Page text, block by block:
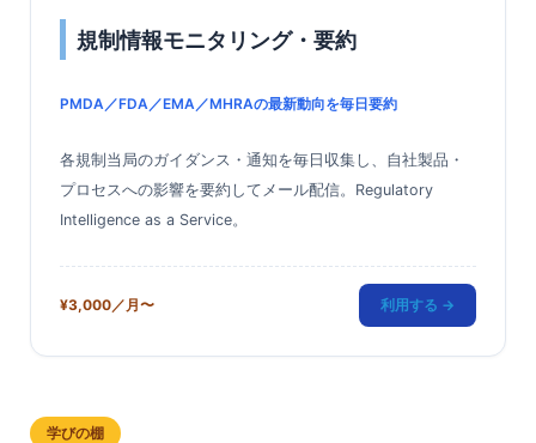
規制情報モニタリング・要約
PMDA／FDA／EMA／MHRAの最新動向を毎日要約
各規制当局のガイダンス・通知を毎日収集し、自社製品・
プロセスへの影響を要約してメール配信。Regulatory
Intelligence as a Service。
¥3,000／月〜 利用する →
学びの棚